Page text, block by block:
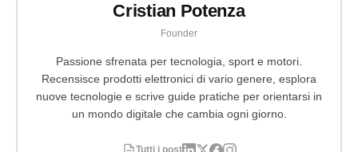
Cristian Potenza
Founder
Passione sfrenata per tecnologia, sport e motori.
Recensisce prodotti elettronici di vario genere, esplora
nuove tecnologie e scrive guide pratiche per orientarsi in
un mondo digitale che cambia ogni giorno.